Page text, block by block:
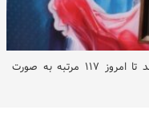
ندای استان:از آن جا به بعد برایم انگیزه‌ای شد تا امروز ۱۱۷ مرتبه به صورت